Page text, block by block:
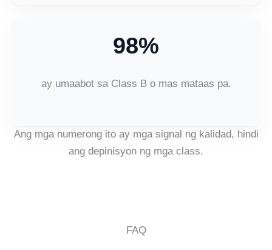
98%
ay umaabot sa Class B o mas mataas pa.
Ang mga numerong ito ay mga signal ng kalidad, hindi
ang depinisyon ng mga class.
FAQ